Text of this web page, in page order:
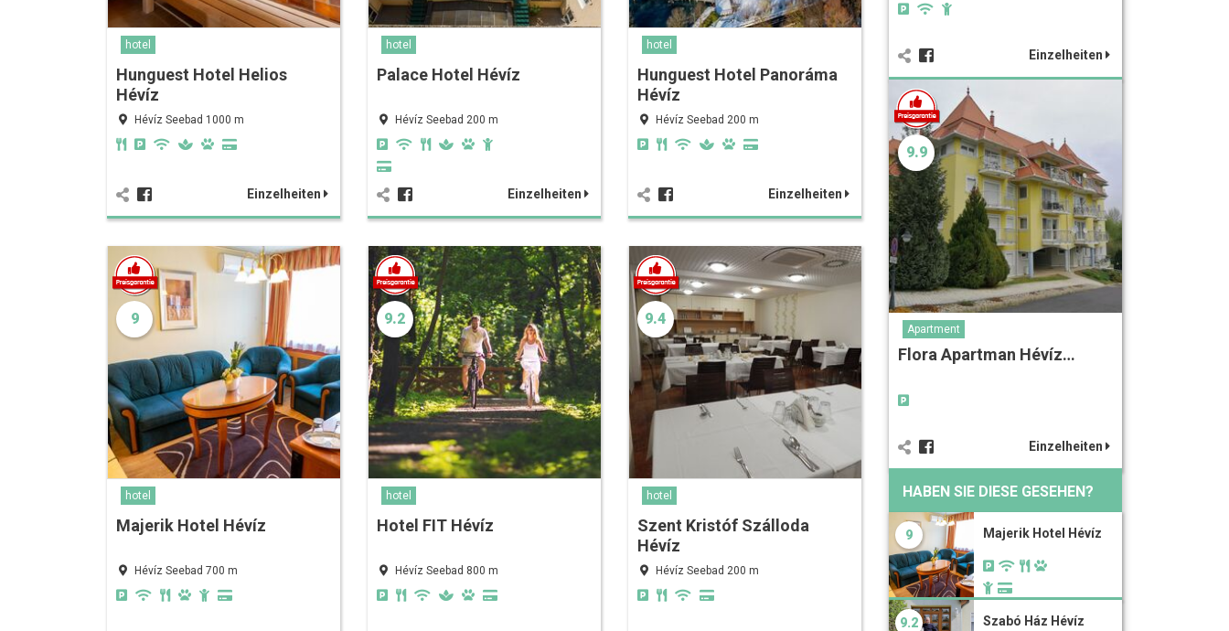
hotel
Hunguest Hotel Helios
Hévíz
Hévíz Seebad 1000 m
Einzelheiten
hotel
Palace Hotel Hévíz
Hévíz Seebad 200 m
Einzelheiten
hotel
Hunguest Hotel Panoráma
Hévíz
Hévíz Seebad 200 m
Einzelheiten
9
hotel
Majerik Hotel Hévíz
Hévíz Seebad 700 m
9.2
hotel
Hotel FIT Hévíz
Hévíz Seebad 800 m
9.4
hotel
Szent Kristóf Szálloda
Hévíz
Hévíz Seebad 200 m
Einzelheiten
9.9
Apartment
Flora Apartman Hévíz…
Einzelheiten
HABEN SIE DIESE GESEHEN?
9 Majerik Hotel Hévíz
9.2 Szabó Ház Hévíz